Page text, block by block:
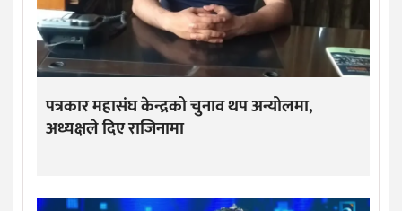
पत्रकार महासंघ केन्द्रको चुनाव थप अन्योलमा,
अध्यक्षले दिए राजिनामा